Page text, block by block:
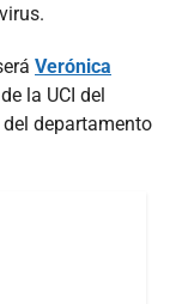
Verónica
la UCI del
departamento